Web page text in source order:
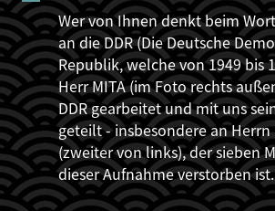
Wer von Ihnen denkt beim
an die DDR (Die Deutsche
Republik, welche von 1949 bis
Herr MITA (im Foto rechts
DDR gearbeitet und mit uns
geteilt - insbesondere an Herrn
(zweiter von links), der sieben
dieser Aufnahme verstorben ist.